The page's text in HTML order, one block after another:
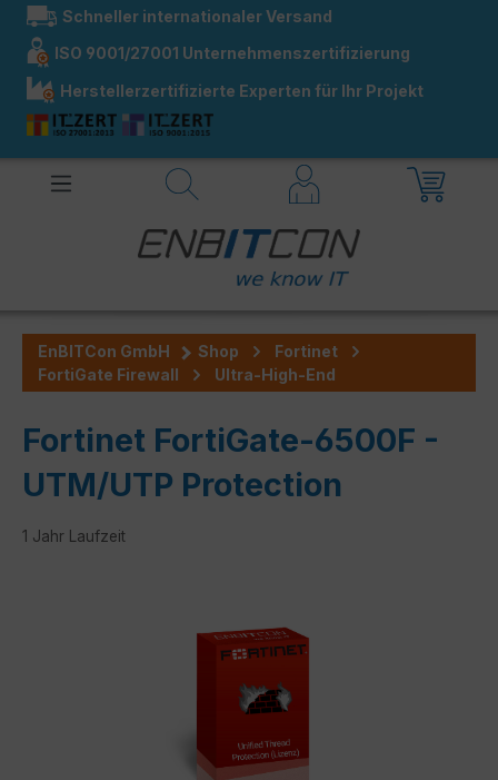
springen
Schneller internationaler Versand
ISO 9001/27001 Unternehmenszertifizierung
Herstellerzertifizierte Experten für Ihr Projekt
EnBITCon GmbH Shop
Fortinet
FortiGate Firewall
Ultra-High-End
Fortinet FortiGate-6500F -
UTM/UTP Protection
1 Jahr Laufzeit